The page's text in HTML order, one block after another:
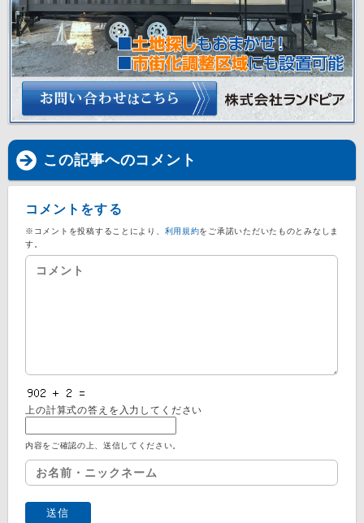
この記事へのコメント
コメントをする
※コメントを投稿することにより、 利用規約をご承諾いただいたものとみなしま
す。
上の計算式の答えを入力してください
内容をご確認の上、送信してください。